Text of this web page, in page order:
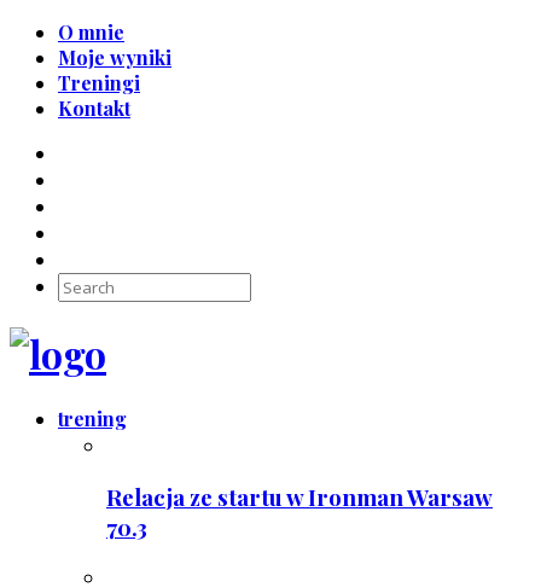
O mnie
Moje wyniki
Treningi
Kontakt
trening
Relacja ze startu w Ironman Warsaw
70.3